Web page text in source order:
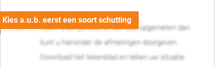
04. Afmetingen
Heeft u uw perceel of tuin zelf opgemeten dan
kunt u hieronder de afmetingen doorgeven.
Download het tekenblad en teken uw situatie.